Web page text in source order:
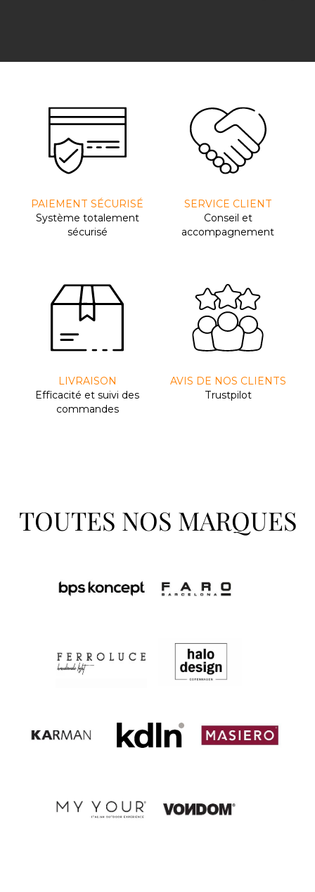
PAIEMENT SÉCURISÉ
Système totalement
sécurisé
SERVICE CLIENT
Conseil et
accompagnement
LIVRAISON
Efﬁcacité et suivi des
commandes
AVIS DE NOS CLIENTS
Trustpilot
TOUTES NOS MARQUES